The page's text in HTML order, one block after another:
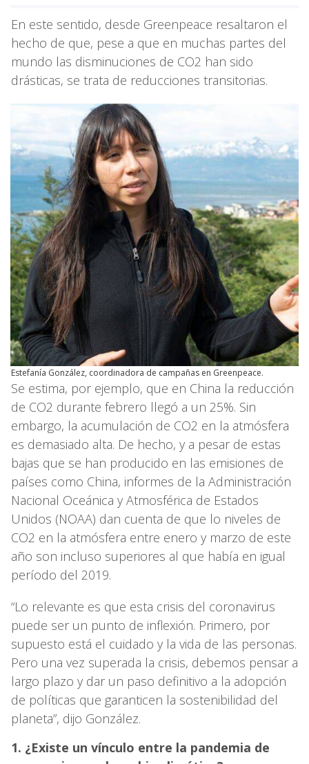
En este sentido, desde Greenpeace resaltaron el
hecho de que, pese a que en muchas partes del
mundo las disminuciones de CO2 han sido
drásticas, se trata de reducciones transitorias.
Estefanía González, coordinadora de campañas en Greenpeace.
Se estima, por ejemplo, que en China la reducción
de CO2 durante febrero llegó a un 25%. Sin
embargo, la acumulación de CO2 en la atmósfera
es demasiado alta. De hecho, y a pesar de estas
bajas que se han producido en las emisiones de
países como China, informes de la Administración
Nacional Oceánica y Atmosférica de Estados
Unidos (NOAA) dan cuenta de que lo niveles de
CO2 en la atmósfera entre enero y marzo de este
año son incluso superiores al que había en igual
período del 2019.
“Lo relevante es que esta crisis del coronavirus
puede ser un punto de inflexión. Primero, por
supuesto está el cuidado y la vida de las personas.
Pero una vez superada la crisis, debemos pensar a
largo plazo y dar un paso definitivo a la adopción
de políticas que garanticen la sostenibilidad del
planeta”, dijo González.
1. ¿Existe un vínculo entre la pandemia de